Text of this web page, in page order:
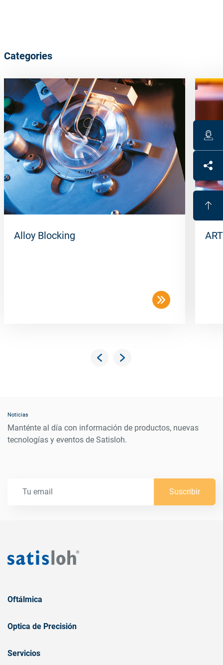
Categories
Alloy Blocking
Noticias
Manténte al día con información de productos, nuevas
tecnologías y eventos de Satisloh.
Suscribir
Oftálmica
Optica de Precisión
Servicios